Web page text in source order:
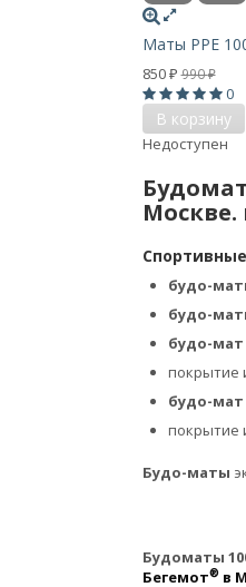
Маты PPE
850 ₽ 990₽
0
В корзину
Недоступен
Москве.
будо-
будо-
будо-мат
покрытие
будо-мат
покрытие
Будо-маты
Будоматы
Бегемот®в